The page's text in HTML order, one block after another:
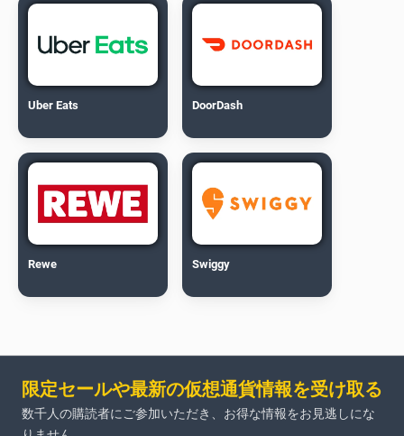
Uber Eats DoorDash
Rewe Swiggy
限定セールや最新の仮想通貨情報を受け取る
数千人の購読者にご参加いただき、お得な情報をお見逃しにな